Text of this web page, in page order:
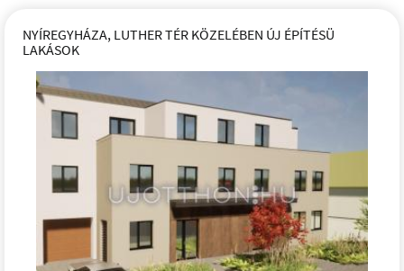
NYÍREGYHÁZA, LUTHER TÉR KÖZELÉBEN ÚJ ÉPÍTÉSÜ
LAKÁSOK